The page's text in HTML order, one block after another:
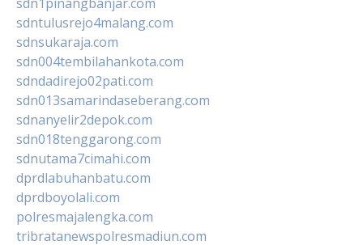
sdntulusrejo4malang.com
sdnsukaraja.com
sdn004tembilahankota.com
sdndadirejo02pati.com
sdn013samarindaseberang.com
sdnanyelir2depok.com
sdn018tenggarong.com
sdnutama7cimahi.com
dprdlabuhanbatu.com
dprdboyolali.com
polresmajalengka.com
tribratanewspolresmadiun.com